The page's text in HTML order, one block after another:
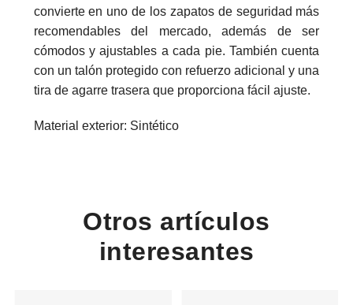
convierte en uno de los zapatos de seguridad más
recomendables del mercado, además de ser
cómodos y ajustables a cada pie. También cuenta
con un talón protegido con refuerzo adicional y una
tira de agarre trasera que proporciona fácil ajuste.
Material exterior: Sintético
Otros artículos
interesantes